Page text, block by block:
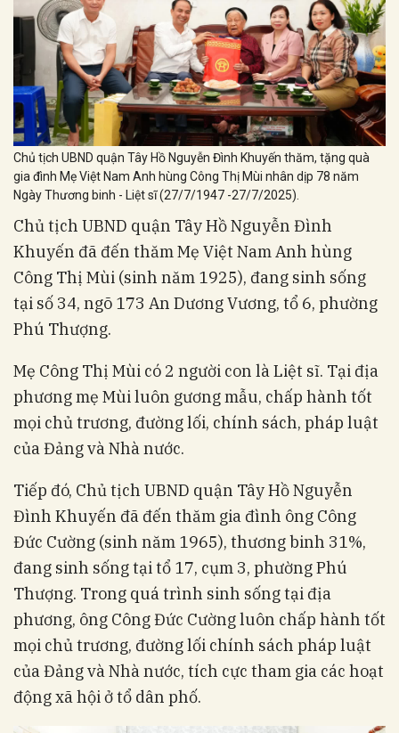
Chủ tịch UBND quận Tây Hồ Nguyễn Đình Khuyến thăm, tặng quà
gia đình Mẹ Việt Nam Anh hùng Công Thị Mùi nhân dịp 78 năm
Ngày Thương binh - Liệt sĩ (27/7/1947 -27/7/2025).
Chủ tịch UBND quận Tây Hồ Nguyễn Đình
Khuyến đã đến thăm Mẹ Việt Nam Anh hùng
Công Thị Mùi (sinh năm 1925), đang sinh sống
tại số 34, ngõ 173 An Dương Vương, tổ 6, phường
Phú Thượng.
Mẹ Công Thị Mùi có 2 người con là Liệt sĩ. Tại địa
phương mẹ Mùi luôn gương mẫu, chấp hành tốt
mọi chủ trương, đường lối, chính sách, pháp luật
của Đảng và Nhà nước.
Tiếp đó, Chủ tịch UBND quận Tây Hồ Nguyễn
Đình Khuyến đã đến thăm gia đình ông Công
Đức Cường (sinh năm 1965), thương binh 31%,
đang sinh sống tại tổ 17, cụm 3, phường Phú
Thượng. Trong quá trình sinh sống tại địa
phương, ông Công Đức Cường luôn chấp hành tốt
mọi chủ trương, đường lối chính sách pháp luật
của Đảng và Nhà nước, tích cực tham gia các hoạt
động xã hội ở tổ dân phố.